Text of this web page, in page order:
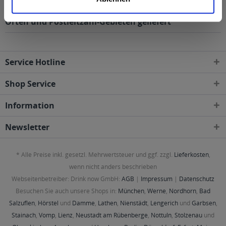
QbA 1l wird in den folgenden Regionen, Städten,
Orten und Postleitzahl-Gebieten geliefert
Service Hotline
Shop Service
Information
Newsletter
* Alle Preise inkl. gesetzl. Mehrwertsteuer und ggf. zzgl. Lieferkosten,
wenn nicht anders beschrieben
Webseitenbetreiber: Drink now GmbH: AGB | Impressum | Datenschutz
Besuchen Sie auch unsere Shops in: München, Werne, Nordhorn, Bad
Salzuflen, Hörstel und Damme, Lathen, Nienstädt, Lengerichund Garbsen,
Stainach, Vomp, Lienz, Neustadt am Rübenberge, Nottuln, Stolzenau und